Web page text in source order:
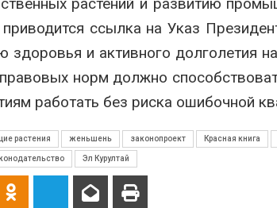
приводится ссылка на Указ
здоровья и активного долголетия
норм должно
работать без риска ошибочной
растения женьшень законопроект Красная книга
Эл Курултай